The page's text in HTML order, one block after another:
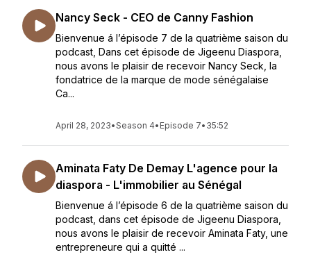
Nancy Seck - CEO de Canny Fashion
Bienvenue á l’épisode 7 de la quatrième saison du
podcast, Dans cet épisode de Jigeenu Diaspora,
nous avons le plaisir de recevoir Nancy Seck, la
fondatrice de la marque de mode sénégalaise
Ca...
April 28, 2023•Season 4• Episode 7• 35:52
Aminata Faty De Demay L'agence pour la
diaspora - L'immobilier au Sénégal
Bienvenue á l’épisode 6 de la quatrième saison du
podcast, dans cet épisode de Jigeenu Diaspora,
nous avons le plaisir de recevoir Aminata Faty, une
entrepreneure qui a quitté ...